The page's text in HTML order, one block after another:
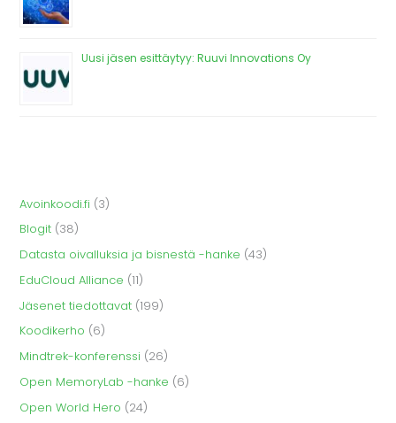
Uusi jäsen esittäytyy: Ruuvi Innovations Oy
Avoinkoodi.fi (3)
Blogit (38)
Datasta oivalluksia ja bisnestä -hanke (43)
EduCloud Alliance (11)
Jäsenet tiedottavat (199)
Koodikerho (6)
Mindtrek-konferenssi (26)
Open MemoryLab -hanke (6)
Open World Hero (24)